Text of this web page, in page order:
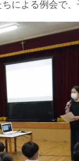
による例会で